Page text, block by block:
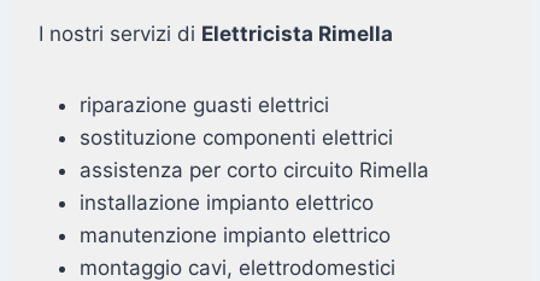
I nostri servizi di Elettricista Rimella
riparazione guasti elettrici
sostituzione componenti elettrici
assistenza per corto circuito Rimella
installazione impianto elettrico
manutenzione impianto elettrico
montaggio cavi, elettrodomestici